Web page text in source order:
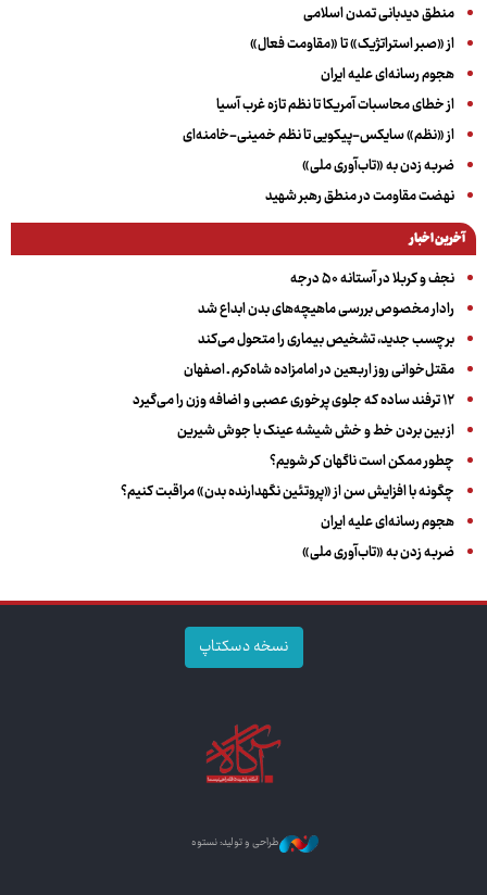
منطق دیدبانی تمدن اسلامی
از «صبر استراتژیک» تا «مقاومت فعال»
هجوم رسانه‌ای علیه ایران
از خطای محاسبات آمریکا تا نظم تازه غرب آسیا
از «نظم» سایکس-پیکویی تا نظم خمینی-خامنه‌ای
ضربه زدن به «تاب‌آوری ملی»
نهضت مقاومت در منطق رهبر شهید
آخرین اخبار
نجف و کربلا در آستانه ۵۰ درجه
رادار مخصوص بررسی ماهیچه‌های بدن ابداع شد
برچسب جدید، تشخیص بیماری را متحول می‌کند
مقتل‌خوانی روز اربعین در امامزاده شاه‌کرم ـ اصفهان
۱۲ ترفند ساده که جلوی پرخوری عصبی و اضافه ‌وزن را می‌گیرد
از بین بردن خط و خش شیشه عینک با جوش شیرین
چطور ممکن است ناگهان کر شویم؟
چگونه با افزایش سن از «پروتئین نگهدارنده بدن» مراقبت کنیم؟
هجوم رسانه‌ای علیه ایران
ضربه زدن به «تاب‌آوری ملی»
نسخه دسکتاپ
طراحی و تولید: نستوه